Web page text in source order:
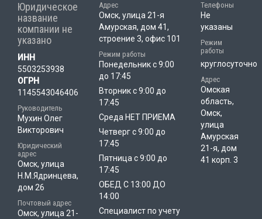
Юридическое
название
компании не
указано
ИНН
5503253938
ОГРН
1145543046406
Руководитель
Мухин Олег
Викторович
Юридический
адрес
Омск, улица
Н.М.Ядринцева,
дом 26
Почтовый адрес
Омск, улица 21-
Адрес
Омск, улица 21-я
Амурская, дом 41,
строение 3, офис 101
Режим работы
Понедельник с 9:00
до 17:45
Вторник с 9:00 до
17:45
Среда НЕТ ПРИЕМА
Четверг с 9:00 до
17:45
Пятница с 9:00 до
17:45
ОБЕД С 13:00 ДО
14:00
Специалист по учету
Телефоны
Не
указаны
Режим
работы
круглосуточно
Адрес
Омская
область,
Омск,
улица
Амурская
21-я, дом
41 корп. 3